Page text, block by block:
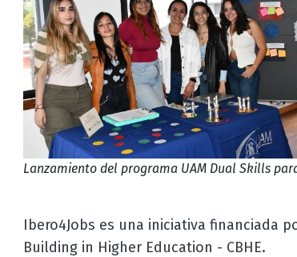
Lanzamiento del programa UAM Dual Skills
Ibero4Jobs es una iniciativa financiada
Building in Higher Education - CBHE.